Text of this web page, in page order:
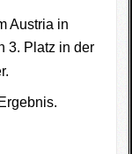
Austria in
3. Platz in der